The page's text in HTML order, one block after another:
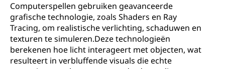
Computerspellen gebruiken geavanceerde
grafische technologie, zoals Shaders en Ray
Tracing, om realistische verlichting, schaduwen en
texturen te simuleren.Deze technologieën
berekenen hoe licht interageert met objecten, wat
resulteert in verbluffende visuals die echte